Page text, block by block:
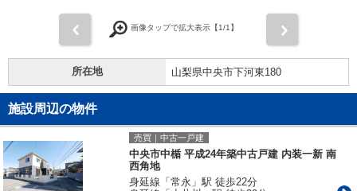
画像タップで拡大表示【1/1】
所在地 山梨県中央市下河東180
施設周辺の物件
売買｜中古一戸建
中央市中楯 平成24年築中古戸建 内装一新 南
西角地
身延線「常永」駅 徒歩22分